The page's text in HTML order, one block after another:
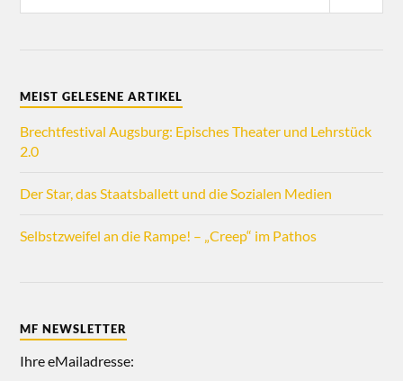
MEIST GELESENE ARTIKEL
Brechtfestival Augsburg: Episches Theater und Lehrstück
2.0
Der Star, das Staatsballett und die Sozialen Medien
Selbstzweifel an die Rampe! – „Creep“ im Pathos
MF NEWSLETTER
Ihre eMailadresse: